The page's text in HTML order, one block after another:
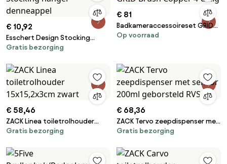
€ 10,92
Esschert Design Stocking
hanger denneappel
Gratis bezorging
€ 81
Badkameraccessoireset GRID
Brush Copper 4-delig
Op voorraad
€ 58,46
ZACK Linea toiletrolhouder
15x15,2x3cm zwart
Gratis bezorging
€ 68,36
ZACK Tervo zeepdispenser met
sensor 200ml geborsteld RVS
Gratis bezorging